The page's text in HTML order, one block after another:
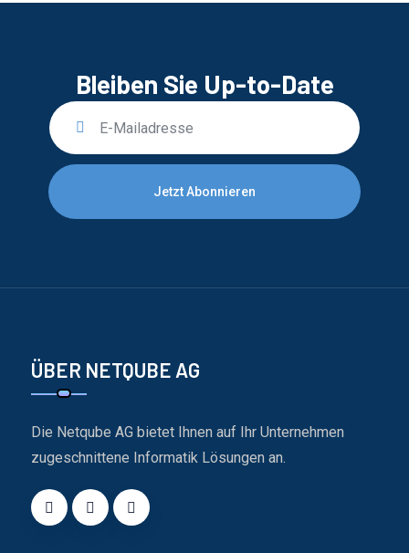
Bleiben Sie Up-to-Date
Jetzt Abonnieren
ÜBER NETQUBE AG
Die Netqube AG bietet Ihnen auf Ihr Unternehmen
zugeschnittene Informatik Lösungen an.